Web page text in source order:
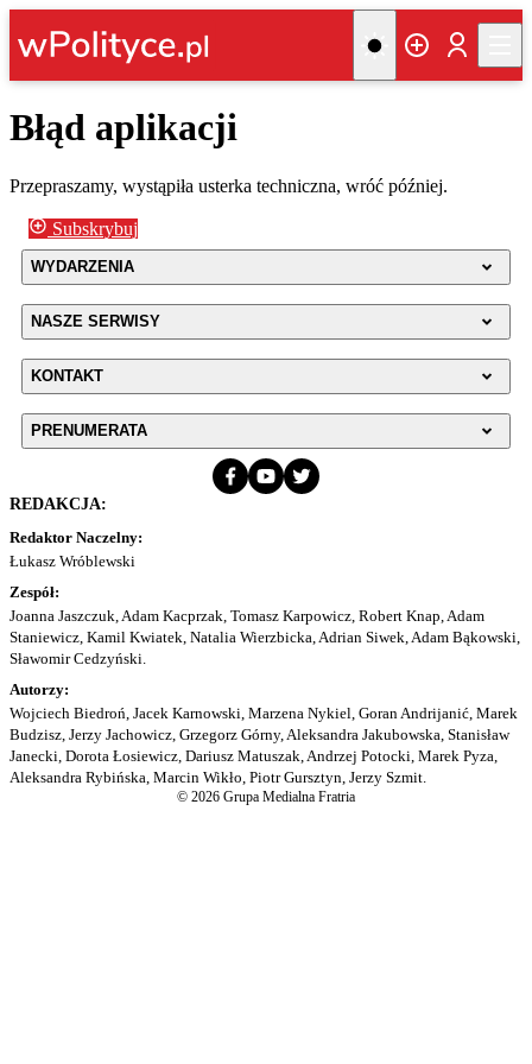
Błąd aplikacji
Przepraszamy, wystąpiła usterka techniczna, wróć później.
Subskrybuj
WYDARZENIA
NASZE SERWISY
KONTAKT
PRENUMERATA
REDAKCJA:
Redaktor Naczelny:
Łukasz Wróblewski
Zespół:
Joanna Jaszczuk, Adam Kacprzak, Tomasz Karpowicz, Robert Knap, Adam
Staniewicz, Kamil Kwiatek, Natalia Wierzbicka, Adrian Siwek, Adam Bąkowski,
Sławomir Cedzyński.
Autorzy:
Wojciech Biedroń, Jacek Karnowski, Marzena Nykiel, Goran Andrijanić, Marek
Budzisz, Jerzy Jachowicz, Grzegorz Górny, Aleksandra Jakubowska, Stanisław
Janecki, Dorota Łosiewicz, Dariusz Matuszak, Andrzej Potocki, Marek Pyza,
Aleksandra Rybińska, Marcin Wikło, Piotr Gursztyn, Jerzy Szmit.
© 2026 Grupa Medialna Fratria